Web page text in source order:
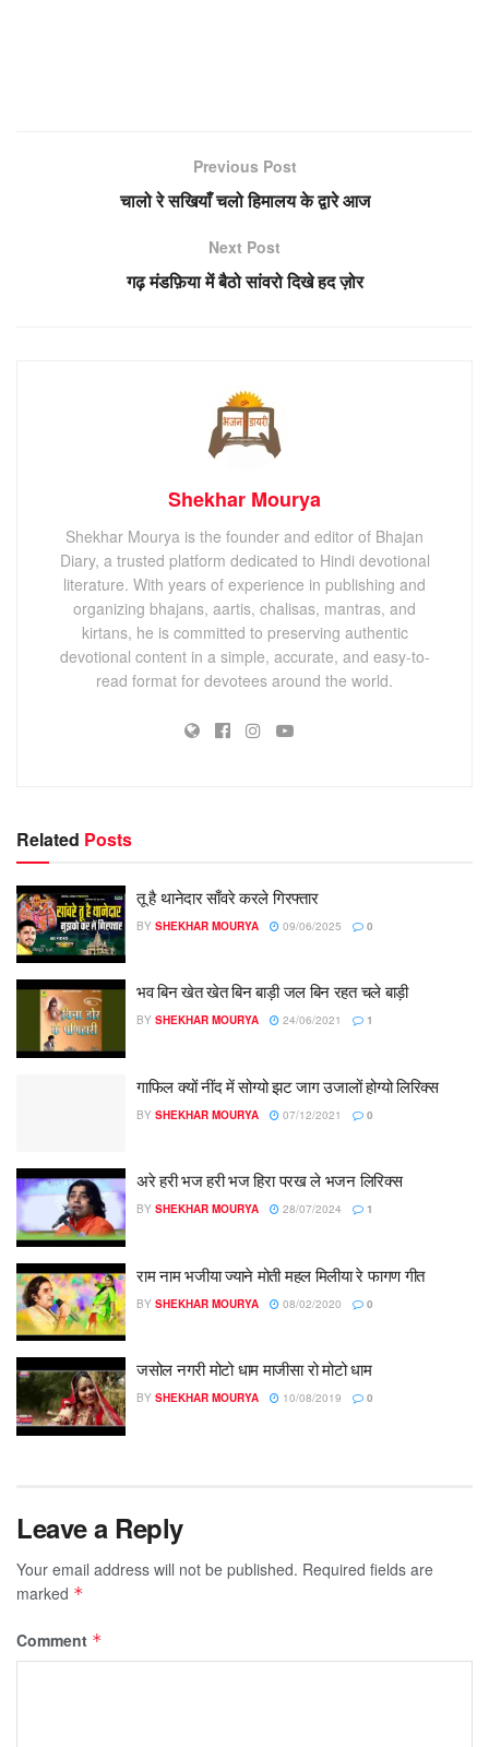
Previous Post
चालो रे सखियाँ चलो हिमालय के द्वारे आज
Next Post
गढ़ मंडफ़िया में बैठो सांवरो दिखे हद ज़ोर
Shekhar Mourya
Shekhar Mourya is the founder and editor of Bhajan
Diary, a trusted platform dedicated to Hindi devotional
literature. With years of experience in publishing and
organizing bhajans, aartis, chalisas, mantras, and
kirtans, he is committed to preserving authentic
devotional content in a simple, accurate, and easy-to-
read format for devotees around the world.
Related Posts
तू है थानेदार साँवरे करले गिरफ्तार
BY SHEKHAR MOURYA 09/06/2025 0
भव बिन खेत खेत बिन बाड़ी जल बिन रहत चले बाड़ी
BY SHEKHAR MOURYA 24/06/2021 1
गाफिल क्यों नींद में सोग्यो झट जाग उजालों होग्यो लिरिक्स
BY SHEKHAR MOURYA 07/12/2021 0
अरे हरी भज हरी भज हिरा परख ले भजन लिरिक्स
BY SHEKHAR MOURYA 28/07/2024 1
राम नाम भजीया ज्याने मोती महल मिलीया रे फागण गीत
BY SHEKHAR MOURYA 08/02/2020 0
जसोल नगरी मोटो धाम माजीसा रो मोटो धाम
BY SHEKHAR MOURYA 10/08/2019 0
Leave a Reply
Your email address will not be published. Required fields are
marked *
Comment *